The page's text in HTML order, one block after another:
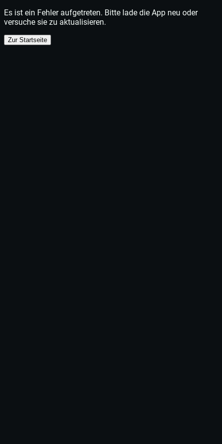
Es ist ein Fehler aufgetreten. Bitte lade die App neu oder
versuche sie zu aktualisieren.
Zur Startseite